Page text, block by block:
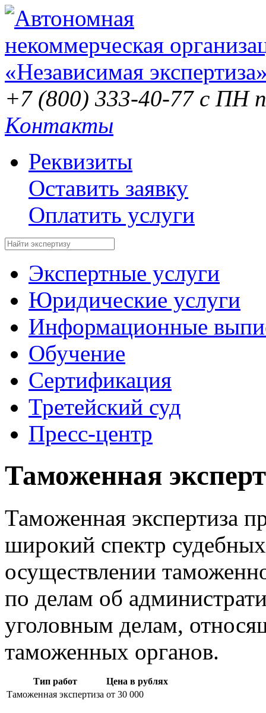
+7 (800) 333-40-77 с ПН
Контакты
Реквизиты
Оставить заявку
Оплатить услуги
Экспертные услуги
Юридические услуги
Информационные
Обучение
Сертификация
Третейский суд
Пресс-центр
Таможенная
Таможенная экспертиза
широкий спектр
осуществлении
по делам об
уголовным делам,
таможенных органов.
Тип работ
Цена в рублях
Таможенная экспертиза от 30 000